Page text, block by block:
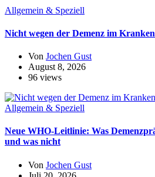
Allgemein & Speziell
Nicht wegen der Demenz im
Von Jochen Gust
August 8, 2026
96 views
Allgemein & Speziell
Neue WHO-Leitlinie: Was
und was nicht
Von Jochen Gust